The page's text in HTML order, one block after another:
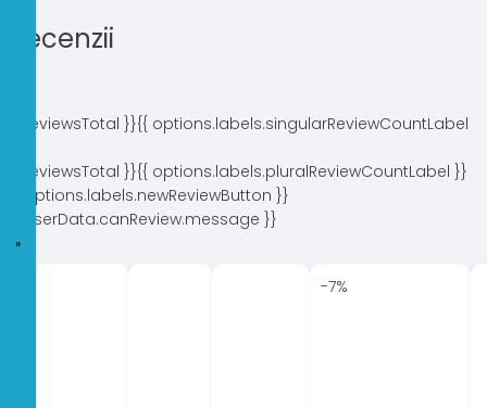
Recenzii
{{ reviewsTotal }}{{ options.labels.singularReviewCountLabel
{{ reviewsTotal }}{{ options.labels.pluralReviewCountLabel }}
{{ options.labels.newReviewButton }}
{{ userData.canReview.message }}
-7%